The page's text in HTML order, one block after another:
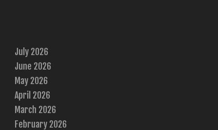
July 2026
June 2026
May 2026
April 2026
March 2026
February 2026